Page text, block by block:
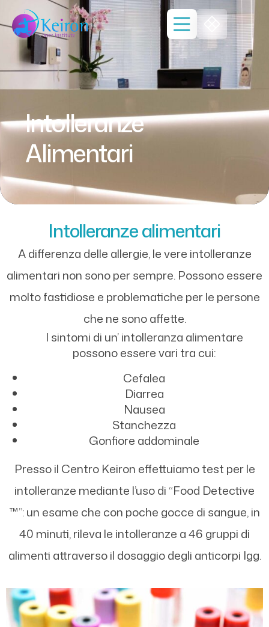
Intolleranze
Alimentari
Intolleranze alimentari
A differenza delle allergie, le vere intolleranze
alimentari non sono per sempre. Possono essere
molto fastidiose e problematiche per le persone
che ne sono affette.
I sintomi di un’ intolleranza alimentare
possono essere vari tra cui:
Cefalea
Diarrea
Nausea
Stanchezza
Gonfiore addominale
Presso il Centro Keiron effettuiamo test per le
intolleranze mediante l’uso di “Food Detective
™”: un esame che con poche gocce di sangue, in
40 minuti, rileva le intolleranze a 46 gruppi di
alimenti attraverso il dosaggio degli anticorpi Igg.